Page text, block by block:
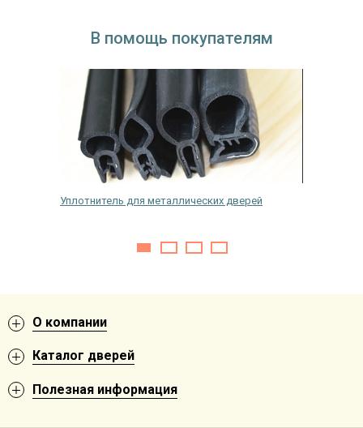
В помощь покупателям
Уплотнитель для металлических дверей
О компании
Каталог дверей
Полезная информация